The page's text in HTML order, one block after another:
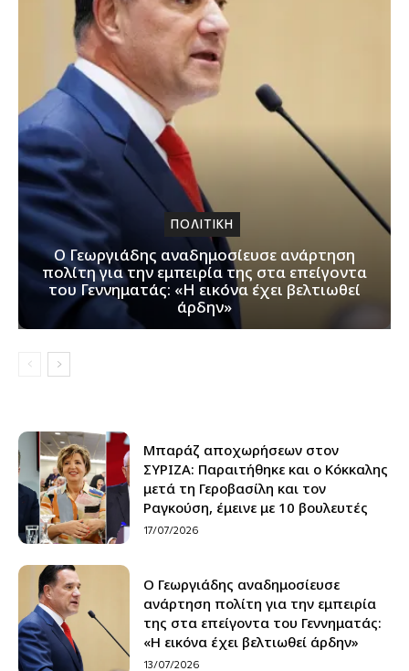
ΠΟΛΙΤΙΚΗ
Ο Γεωργιάδης αναδημοσίευσε ανάρτηση
πολίτη για την εμπειρία της στα επείγοντα
του Γεννηματάς: «Η εικόνα έχει βελτιωθεί
άρδην»
Μπαράζ αποχωρήσεων στον
ΣΥΡΙΖΑ: Παραιτήθηκε και ο Κόκκαλης
μετά τη Γεροβασίλη και τον
Ραγκούση, έμεινε με 10 βουλευτές
17/07/2026
Ο Γεωργιάδης αναδημοσίευσε
ανάρτηση πολίτη για την εμπειρία
της στα επείγοντα του Γεννηματάς:
«Η εικόνα έχει βελτιωθεί άρδην»
13/07/2026